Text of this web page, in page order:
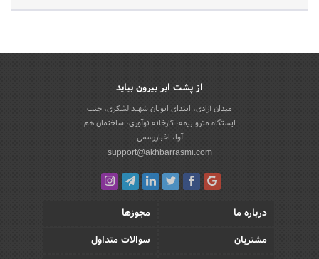
از پشت ابر بیرون بیاید
میدان آزادی، ابتدای اتوبان شهید لشکری، جنب
ایستگاه مترو بیمه، کارخانه نوآوری، ساختمان هم
آوا، اخباررسمی
support@akhbarrasmi.com
درباره ما
مجوزها
مشتریان
سوالات متداول